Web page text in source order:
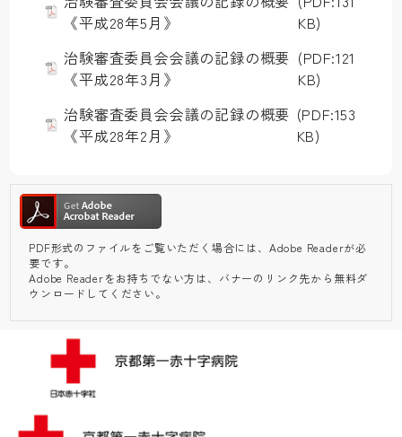
《平成28年5月》
KB)
治験審査委員会会議の記録の概要
《平成28年3月》
(PDF:121
KB)
治験審査委員会会議の記録の概要
《平成28年2月》
(PDF:153
KB)
PDF形式のファイルをご覧いただく場合には、Adobe Readerが必
要です。
Adobe Readerをお持ちでない方は、バナーのリンク先から無料ダ
ウンロードしてください。